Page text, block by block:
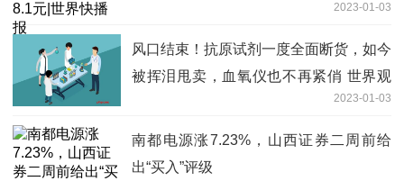
2023-01-03
风口结束！抗原试剂一度全面断货，如今
被挥泪甩卖，血氧仪也不再紧俏 世界观
2023-01-03
南都电源涨7.23%，山西证券二周前给
出“买入”评级